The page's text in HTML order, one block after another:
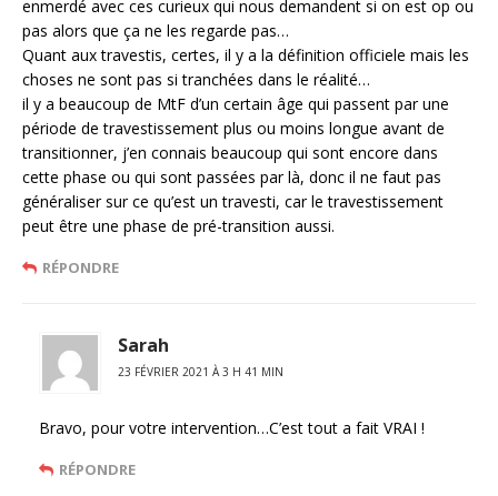
enmerdé avec ces curieux qui nous demandent si on est op ou
pas alors que ça ne les regarde pas…
Quant aux travestis, certes, il y a la définition officiele mais les
choses ne sont pas si tranchées dans le réalité…
il y a beaucoup de MtF d’un certain âge qui passent par une
période de travestissement plus ou moins longue avant de
transitionner, j’en connais beaucoup qui sont encore dans
cette phase ou qui sont passées par là, donc il ne faut pas
généraliser sur ce qu’est un travesti, car le travestissement
peut être une phase de pré-transition aussi.
RÉPONDRE
Sarah
23 FÉVRIER 2021 À 3 H 41 MIN
Bravo, pour votre intervention…C’est tout a fait VRAI !
RÉPONDRE